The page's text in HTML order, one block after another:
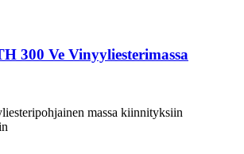
300 Ve Vinyyliesterimassa
massa kiinnityksiin